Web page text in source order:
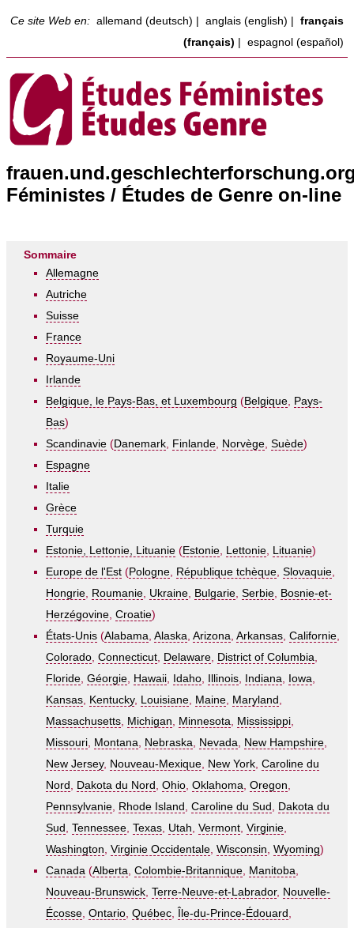
Ce site Web en: allemand (deutsch) anglais (english)
français
(français)
espagnol (español)
Féministes / Études de Genre on-line
Sommaire
Allemagne
Autriche
Suisse
France
Royaume-Uni
Irlande
Belgique, le Pays-Bas, et Luxembourg (Belgique, Pays-
Bas)
Scandinavie (Danemark, Finlande, Norvège, Suède)
Espagne
Italie
Grèce
Turquie
Estonie, Lettonie, Lituanie (Estonie, Lettonie, Lituanie)
Europe de l'Est (Pologne, République tchèque, Slovaquie,
Hongrie, Roumanie, Ukraine, Bulgarie, Serbie, Bosnie-et-
Herzégovine, Croatie)
États-Unis (Alabama, Alaska, Arizona, Arkansas, Californie,
Colorado, Connecticut, Delaware, District of Columbia,
Floride, Géorgie, Hawaii, Idaho, Illinois, Indiana, Iowa,
Kansas, Kentucky, Louisiane, Maine, Maryland ,
Massachusetts, Michigan, Minnesota, Mississippi,
Missouri, Montana, Nebraska, Nevada, New Hampshire,
New Jersey, Nouveau-Mexique, New York, Caroline du
Nord , Dakota du Nord , Ohio, Oklahoma, Oregon,
Pennsylvanie, Rhode Island , Caroline du Sud , Dakota du
Sud , Tennessee, Texas, Utah, Vermont, Virginie,
Washington, Virginie Occidentale, Wisconsin, Wyoming)
Canada (Alberta, Colombie-Britannique, Manitoba,
Nouveau-Brunswick, Terre-Neuve-et-Labrador, Nouvelle-
Écosse, Ontario, Québec, Île-du-Prince-Édouard ,